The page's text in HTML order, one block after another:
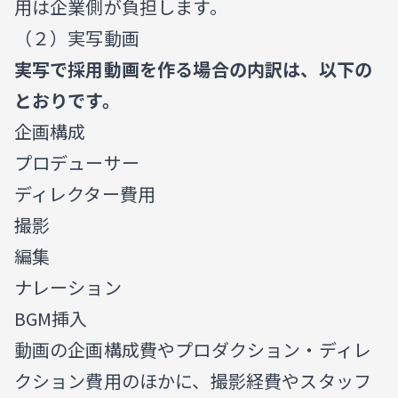
用は企業側が負担します。
（２）実写動画
実写で採用動画を作る場合の内訳は、以下の
とおりです。
企画構成
プロデューサー
ディレクター費用
撮影
編集
ナレーション
BGM挿入
動画の企画構成費やプロダクション・ディレ
クション費用のほかに、撮影経費やスタッフ